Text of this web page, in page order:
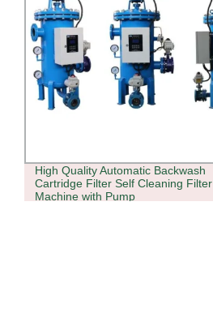
High Quality Automatic Backwash
Cartridge Filter Self Cleaning Filter
Machine with Pump